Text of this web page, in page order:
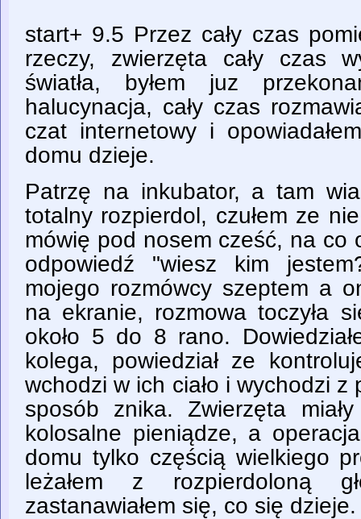
start+ 9.5 Przez cały czas
rzeczy, zwierzęta cały czas
światła, byłem juz
halucynacja, cały czas
czat internetowy i
domu dzieje.
Patrzę na inkubator, a tam
totalny rozpierdol, czułem ze
mówię pod nosem cześć, na co
odpowiedź "wiesz kim
mojego rozmówcy szeptem a
na ekranie, rozmowa toczyła
około 5 do 8 rano.
kolega, powiedział ze
wchodzi w ich ciało i wychodzi
sposób znika. Zwierzęta
kolosalne pieniądze, a
domu tylko częścią wielkiego
leżałem z rozpierdoloną
zastanawiałem się, co się